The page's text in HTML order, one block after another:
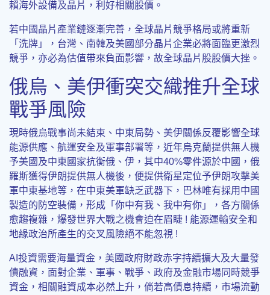
賴海外設備及晶片，利好相關股價。
若中國晶片產業鏈逐漸完善，全球晶片競爭格局或將重新
「洗牌」，台灣、南韓及美國部分晶片企業必將面臨更激烈
競爭，亦必為估值帶來負面影響，故全球晶片股股價大挫。
俄烏、美伊衝突交織推升全球
戰爭風險
現時俄烏戰事尚未結束、中東局勢、美伊關係反覆影響全球
能源供應、航運安全及軍事部署等，近年烏克蘭提供無人機
予美國及中東國家抗衡俄、伊，其中40%零件源於中國，俄
羅斯獲得伊朗提供無人機後，便提供衛星定位予伊朗攻擊美
軍中東基地等，在中東美軍缺乏武器下，巴林唯有採用中國
製造的防空裝備，形成「你中有我、我中有你」，各方關係
愈趨複雜，爆發世界大戰之機會迫在眉睫 ! 能源運輸安全和
地緣政治所產生的交叉風險絕不能忽視 !
AI投資需要海量資金，美國政府財政赤字持續擴大及大量發
債融資，面對企業、軍事、戰爭、政府及金融市場同時競爭
資金，相關融資成本必然上升，倘若高債息持續，市場流動